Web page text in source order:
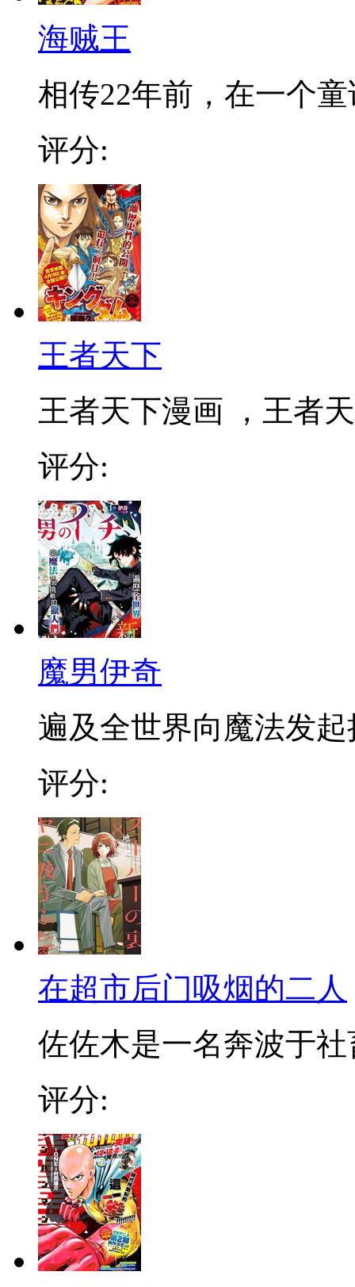
海贼王
相传22年前，在一个
评分:
王者天下
王者天下漫画 ，王者
评分:
魔男伊奇
遍及全世界向魔法发起
评分:
在超市后门吸烟的二人
佐佐木是一名奔波于社
评分: